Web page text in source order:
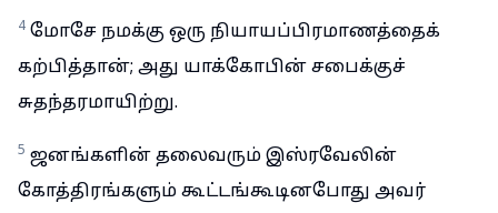
4 மோசே நமக்கு ஒரு நியாயப்பிரமாணத்தைக்
கற்பித்தான்; அது யாக்கோபின் சபைக்குச்
சுதந்தரமாயிற்று.
5 ஜனங்களின் தலைவரும் இஸ்ரவேலின்
கோத்திரங்களும் கூட்டங்கூடினபோது அவர்